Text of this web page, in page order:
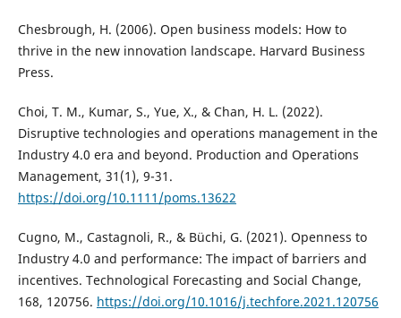
Chesbrough, H. (2006). Open business models: How to
thrive in the new innovation landscape. Harvard Business
Press.
Choi, T. M., Kumar, S., Yue, X., & Chan, H. L. (2022).
Disruptive technologies and operations management in the
Industry 4.0 era and beyond. Production and Operations
Management, 31(1), 9-31.
https://doi.org/10.1111/poms.13622
Cugno, M., Castagnoli, R., & Büchi, G. (2021). Openness to
Industry 4.0 and performance: The impact of barriers and
incentives. Technological Forecasting and Social Change,
168, 120756. https://doi.org/10.1016/j.techfore.2021.120756